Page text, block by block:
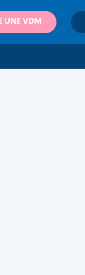
UNE VDM